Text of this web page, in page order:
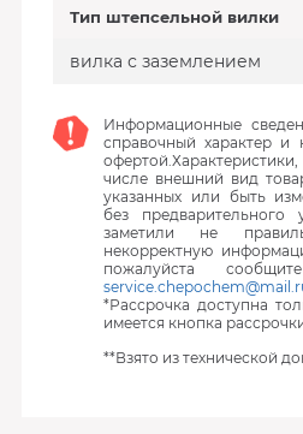
Тип штепсельной вилки
вилка с заземлением
Информационные
справочный характер и
числе внешний вид
указанных или быть
без
заметили не
некорректную
пожалуйста
*Рассрочка доступна
имеется кнопка
**Взято из технической